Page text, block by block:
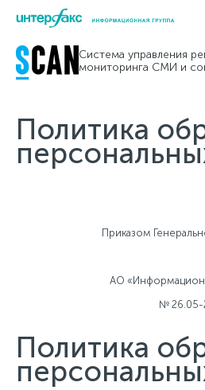
Skip
content
Система управления
мониторинга СМИ и
Политика
Приказом
АО
№ 26.05-
Политика